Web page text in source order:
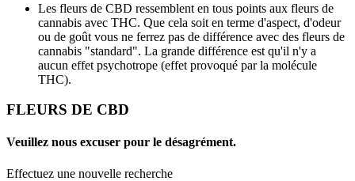
Les fleurs de CBD ressemblent en tous points aux fleurs de
cannabis avec THC. Que cela soit en terme d'aspect, d'odeur
ou de goût vous ne ferrez pas de différence avec des fleurs de
cannabis "standard". La grande différence est qu'il n'y a
aucun effet psychotrope (effet provoqué par la molécule
THC).
FLEURS DE CBD
Veuillez nous excuser pour le désagrément.
Effectuez une nouvelle recherche